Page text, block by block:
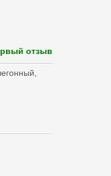
отзыв